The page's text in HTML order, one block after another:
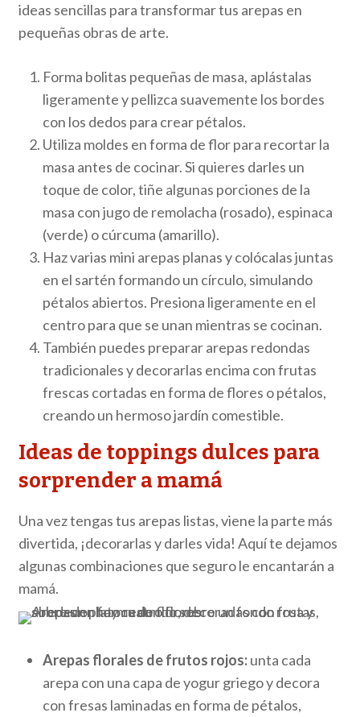
ideas sencillas para transformar tus arepas en
pequeñas obras de arte.
Forma bolitas pequeñas de masa, aplástalas
ligeramente y pellizca suavemente los bordes
con los dedos para crear pétalos.
Utiliza moldes en forma de flor para recortar la
masa antes de cocinar. Si quieres darles un
toque de color, tiñe algunas porciones de la
masa con jugo de remolacha (rosado), espinaca
(verde) o cúrcuma (amarillo).
Haz varias mini arepas planas y colócalas juntas
en el sartén formando un círculo, simulando
pétalos abiertos. Presiona ligeramente en el
centro para que se unan mientras se cocinan.
También puedes preparar arepas redondas
tradicionales y decorarlas encima con frutas
frescas cortadas en forma de flores o pétalos,
creando un hermoso jardín comestible.
Ideas de toppings dulces para
sorprender a mamá
Una vez tengas tus arepas listas, viene la parte más
divertida, ¡decorarlas y darles vida! Aquí te dejamos
algunas combinaciones que seguro le encantarán a
mamá.
Arepas florales de frutos rojos:unta cada
arepa con una capa de yogur griego y decora
con fresas laminadas en forma de pétalos,